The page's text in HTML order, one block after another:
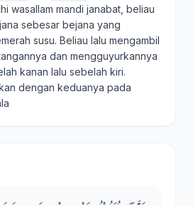
wasallam mandi janabat, beliau
sebesar bejana yang
susu. Beliau lalu mengambil
dan mengguyurkannya
kanan lalu sebelah kiri.
dengan keduanya pada